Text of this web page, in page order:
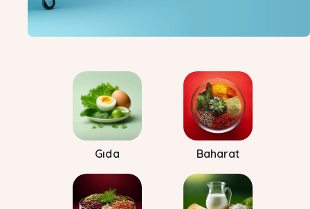
Gıda Baharat